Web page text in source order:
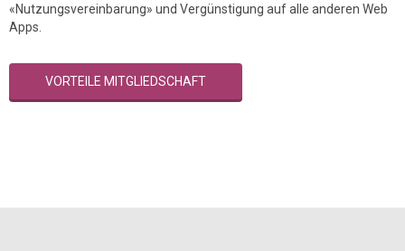
«Nutzungsvereinbarung» und Vergünstigung auf alle anderen Web
Apps.
VORTEILE MITGLIEDSCHAFT